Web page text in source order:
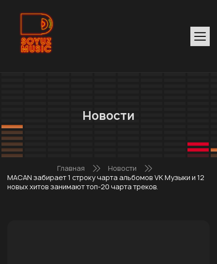
Новости
Главная
Новости
MACAN забирает 1 строку чарта альбомов VK Музыки и 12
новых хитов занимают топ-20 чарта треков.